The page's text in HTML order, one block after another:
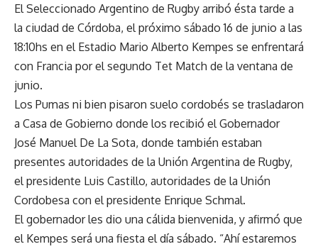
El Seleccionado Argentino de Rugby arribó ésta tarde a
la ciudad de Córdoba, el próximo sábado 16 de junio a las
18:10hs en el Estadio Mario Alberto Kempes se enfrentará
con Francia por el segundo Tet Match de la ventana de
junio.
Los Pumas ni bien pisaron suelo cordobés se trasladaron
a Casa de Gobierno donde los recibió el Gobernador
José Manuel De La Sota, donde también estaban
presentes autoridades de la Unión Argentina de Rugby,
el presidente Luis Castillo, autoridades de la Unión
Cordobesa con el presidente Enrique Schmal.
El gobernador les dio una cálida bienvenida, y afirmó que
el Kempes será una fiesta el día sábado. “Ahí estaremos